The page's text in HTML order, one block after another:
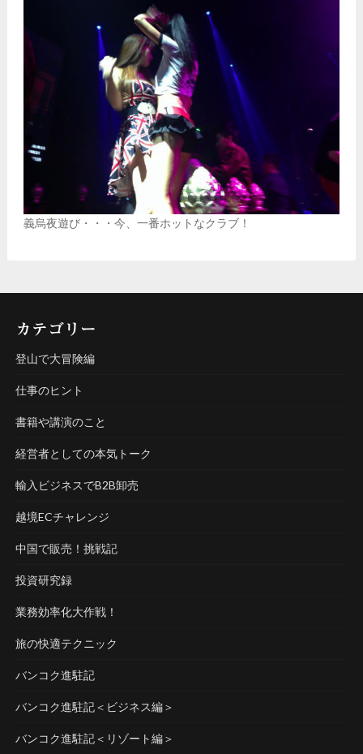
義烏夜遊び・・・今、一番ホットなクラブ！
カテゴリー
登山で大冒険編
仕事のヒント
書籍や講演のこと
経営者としての本気トーク
輸入ビジネスでB2B卸売
越境ECチャレンジ
中国で販売！挑戦記
投資研究録
業務効率化大作戦！
旅の快適テクニック
バンコク進駐記
バンコク進駐記＜ビジネス編＞
バンコク進駐記＜リゾート編＞